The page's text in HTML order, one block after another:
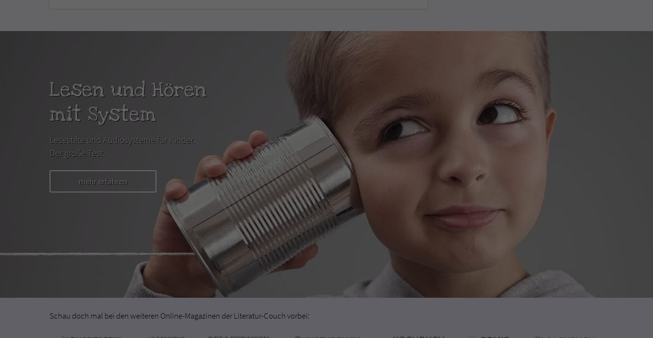
Lesen und Hören
mit System
Lesestifte und Audiosysteme für Kinder.
Der große Test.
mehr erfahren
Schau doch mal bei den weiteren Online-Magazinen der Literatur-Couch vorbei: